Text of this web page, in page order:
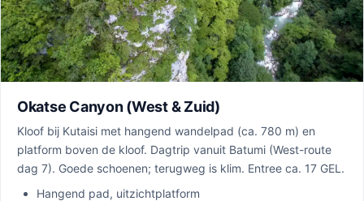
Okatse Canyon (West & Zuid)
Kloof bij Kutaisi met hangend wandelpad (ca. 780 m) en
platform boven de kloof. Dagtrip vanuit Batumi (West-route
dag 7). Goede schoenen; terugweg is klim. Entree ca. 17 GEL.
Hangend pad, uitzichtplatform